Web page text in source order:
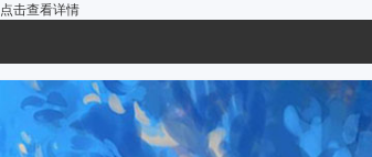
点击查看详情